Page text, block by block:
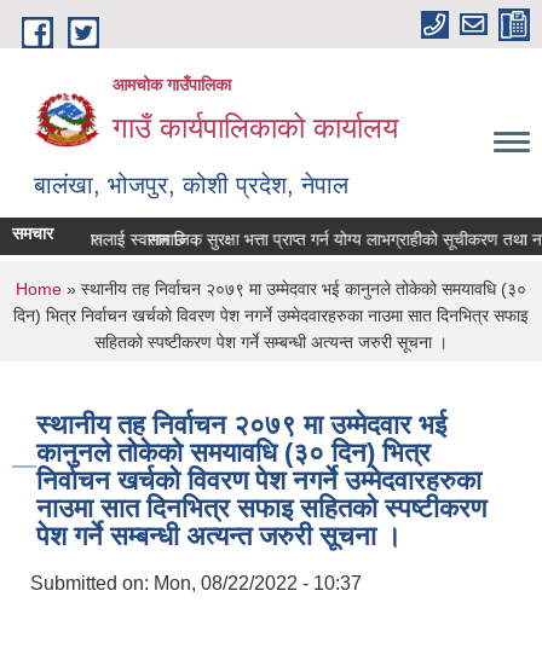
Skip to main content
आमचोक गाउँपालिका
गाउँ कार्यपालिकाको कार्यालय
बालंखा, भोजपुर, कोशी प्रदेश, नेपाल
मा यहाँहरुलाई स्वागत छ ।
समचार
गर्ने सम्बन्धमा। सामाजिक सुरक्षा भत्ता प्राप्‍त गर्न योग्य लाभग्राहीको सूचीकरण तथा
You are here
Home » स्थानीय तह निर्वाचन २०७९ मा उम्मेदवार भई कानुनले तोकेको समयावधि (३०
दिन) भित्र निर्वाचन खर्चको विवरण पेश नगर्ने उम्मेदवारहरुका नाउमा सात दिनभित्र सफाइ
सहितको स्पष्टीकरण पेश गर्ने सम्बन्धी अत्यन्त जरुरी सूचना ।
स्थानीय तह निर्वाचन २०७९ मा उम्मेदवार भई
कानुनले तोकेको समयावधि (३० दिन) भित्र
निर्वाचन खर्चको विवरण पेश नगर्ने उम्मेदवारहरुका
नाउमा सात दिनभित्र सफाइ सहितको स्पष्टीकरण
पेश गर्ने सम्बन्धी अत्यन्त जरुरी सूचना ।
Submitted on: Mon, 08/22/2022 - 10:37